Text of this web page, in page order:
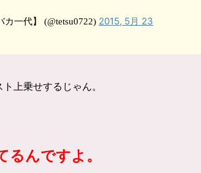
一代】 (@tetsu0722) 2015, 5月 23
上乗せするじゃん。
るんですよ。